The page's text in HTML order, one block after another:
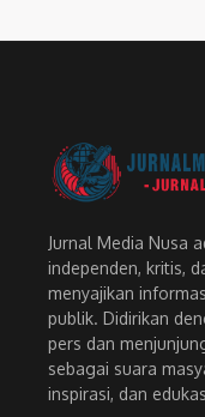
Jurnal Media Nusa
independen, kritis,
menyajikan
publik. Didirikan
pers dan
sebagai suara
inspirasi, dan